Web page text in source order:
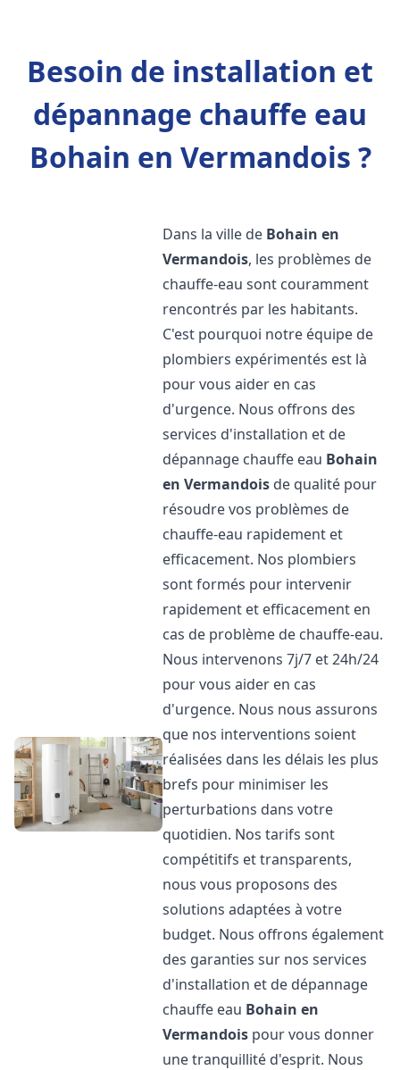
Besoin de installation et
dépannage chauffe eau
Bohain en Vermandois ?
Dans la ville de Bohain en
Vermandois, les problèmes de
chauffe-eau sont couramment
rencontrés par les habitants.
C'est pourquoi notre équipe de
plombiers expérimentés est là
pour vous aider en cas
d'urgence. Nous offrons des
services d'installation et de
dépannage chauffe eau Bohain
en Vermandois de qualité pour
résoudre vos problèmes de
chauffe-eau rapidement et
efficacement. Nos plombiers
sont formés pour intervenir
rapidement et efficacement en
cas de problème de chauffe-eau.
Nous intervenons 7j/7 et 24h/24
pour vous aider en cas
d'urgence. Nous nous assurons
que nos interventions soient
réalisées dans les délais les plus
brefs pour minimiser les
perturbations dans votre
quotidien. Nos tarifs sont
compétitifs et transparents,
nous vous proposons des
solutions adaptées à votre
budget. Nous offrons également
des garanties sur nos services
d'installation et de dépannage
chauffe eau Bohain en
Vermandois pour vous donner
une tranquillité d'esprit. Nous